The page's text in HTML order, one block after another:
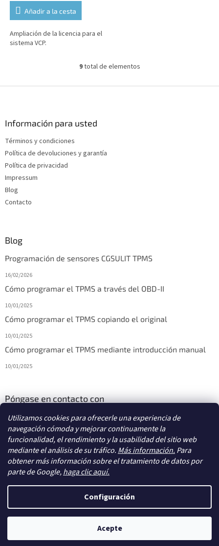
Utilizamos cookies para ofrecerle una experiencia de
navegación cómoda y mejorar continuamente la
funcionalidad, el rendimiento y la usabilidad del sitio web
mediante el análisis de su tráfico. Más información. Para
obtener más información sobre el tratamiento de datos por
parte de Google,haga clic aquí.
Configuración
Acepte
Añadir a la cesta
Ampliación de la licencia para el
sistema VCP.
C
n
9total de elementos
n
Información para usted
Términos y condiciones
Política de devoluciones y garantía
Política de privacidad
Impressum
Blog
Contacto
Blog
Programación de sensores CGSULIT TPMS
16/02/2026
Cómo programar el TPMS a través del OBD-II
10/01/2025
Cómo programar el TPMS copiando el original
10/01/2025
Cómo programar el TPMS mediante introducción manual
10/01/2025
Póngase en contacto con
info@diagstore.es
Copyright 2026diagstore.es. Todos los derechos reservados.
Editar la configuración de las cookies